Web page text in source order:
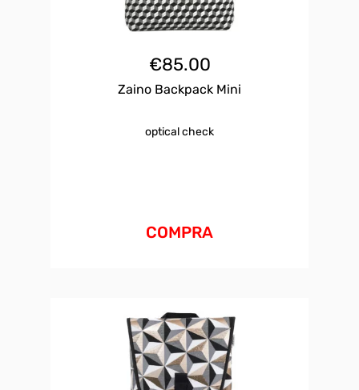
€85.00
Zaino Backpack Mini
optical check
COMPRA